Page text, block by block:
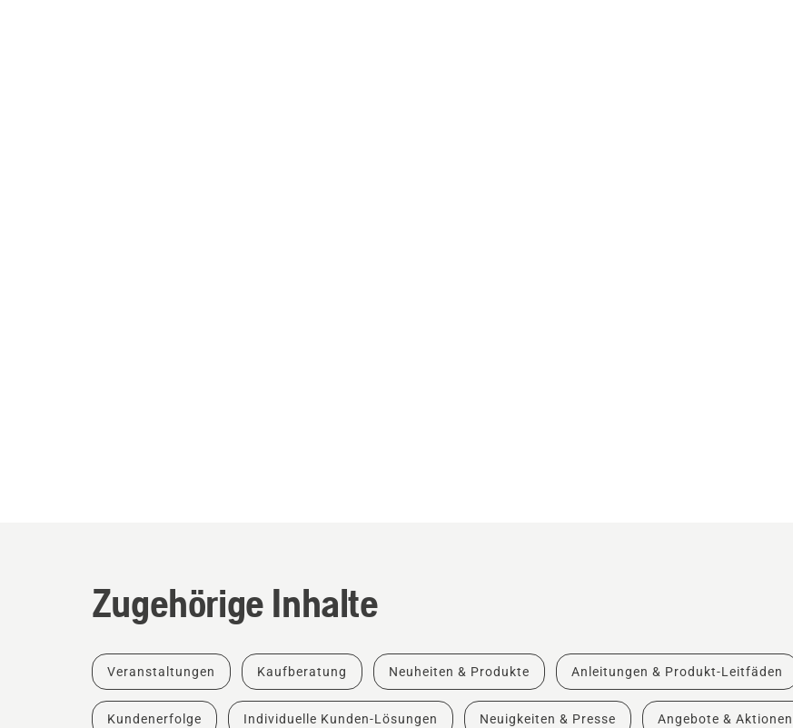
Zugehörige Inhalte
Veranstaltungen Kaufberatung Neuheiten & Produkte Anleitungen & Produkt-Leitfäden
Kundenerfolge Individuelle Kunden-Lösungen Neuigkeiten & Presse Angebote & Aktionen